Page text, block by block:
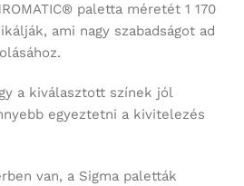
paletta méretét 1 170
ami nagy szabadságot ad
a kiválasztott színek jól
egyeztetni a kivitelezés
van, a Sigma paletták